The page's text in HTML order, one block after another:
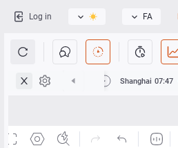
FA
Log in
07:47
Shanghai
07:47
Hong Kong